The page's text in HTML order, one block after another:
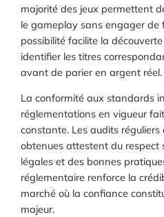
majorité des jeux permettent
le gameplay sans engager de
possibilité facilite la
identifier les titres
avant de parier en argent réel.
La conformité aux standards
réglementations en vigueur
constante. Les audits
obtenues attestent du respect
légales et des bonnes
réglementaire renforce la
marché où la confiance
majeur.